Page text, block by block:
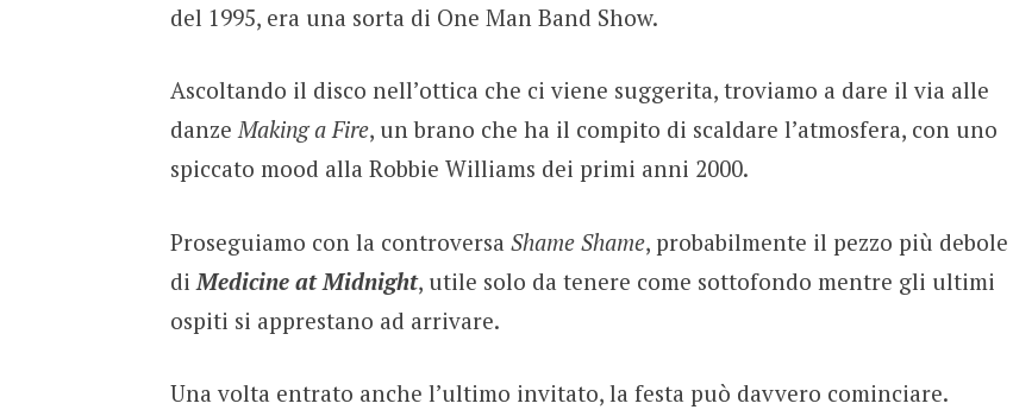
del 1995, era una sorta di One Man Band Show.
Ascoltando il disco nell’ottica che ci viene suggerita, troviamo a dare il via alle
danzeMaking a Fire, un brano che ha il compito di scaldare l’atmosfera, con uno
spiccato mood alla Robbie Williams dei primi anni 2000.
Proseguiamo con la controversa Shame Shame, probabilmente il pezzo più debole
di Medicine at Midnight, utile solo da tenere come sottofondo mentre gli ultimi
ospiti si apprestano ad arrivare.
Una volta entrato anche l’ultimo invitato, la festa può davvero cominciare.